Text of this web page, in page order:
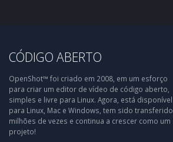
CÓDIGO ABERTO
OpenShot™ foi criado em 2008, em um esforço
para criar um editor de vídeo de código aberto,
simples e livre para Linux. Agora, está disponível
para Linux, Mac e Windows, tem sido transferido
milhões de vezes e continua a crescer como um
projeto!